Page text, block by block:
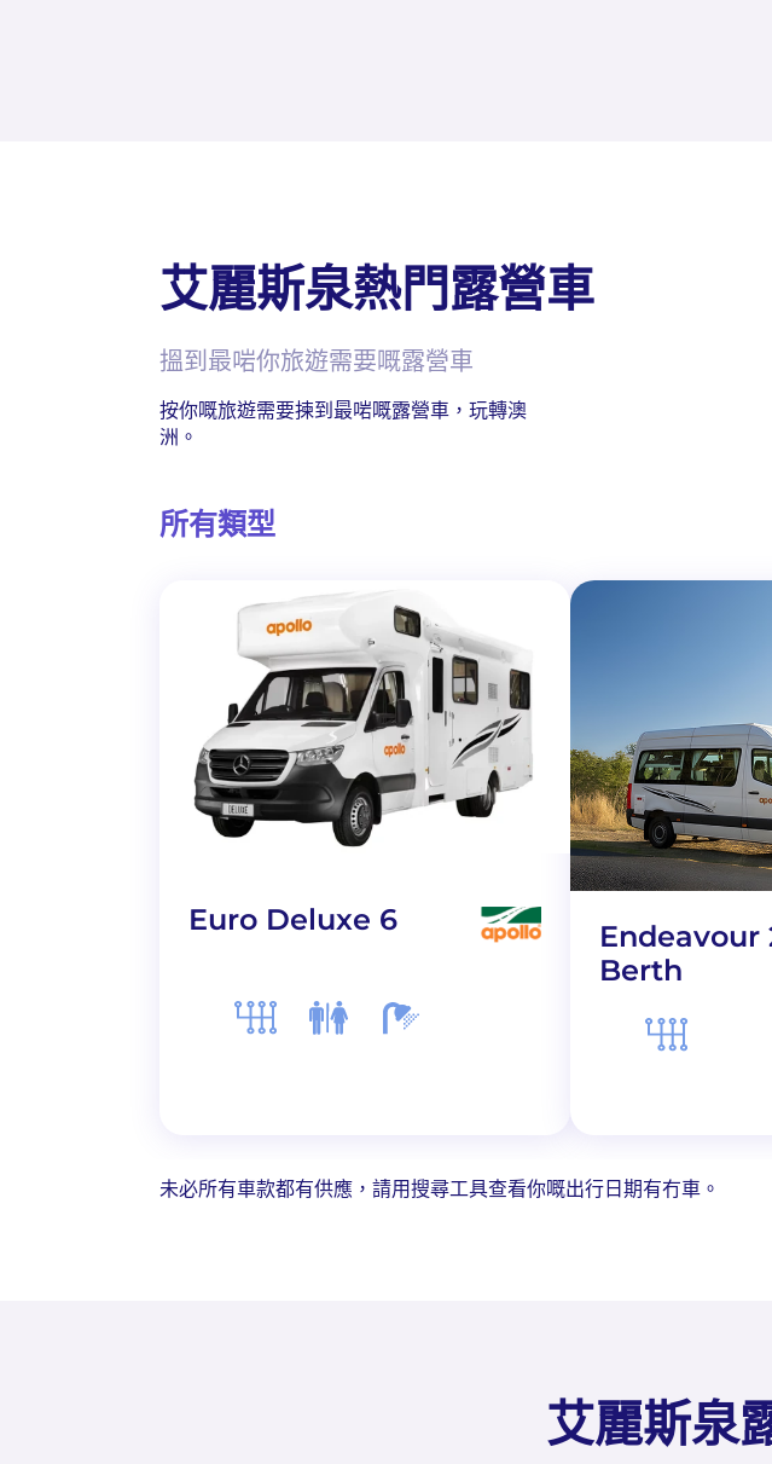
艾麗斯泉熱門露營車
搵到最啱你旅遊需要嘅露營車
按你嘅旅遊需要揀到最啱嘅露營車，玩轉澳
洲。
所有類型
Euro Deluxe 6
Endeavour
Berth
未必所有車款都有供應，請用搜尋工具查看你嘅出行日期有冇車。
艾麗斯泉